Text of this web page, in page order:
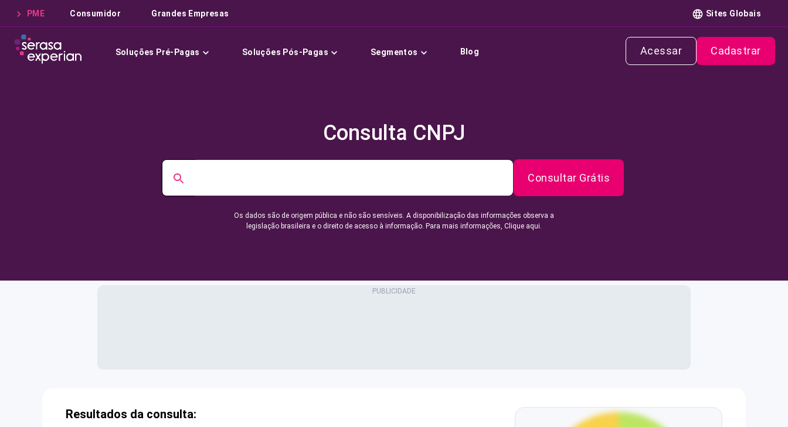
PME Consumidor Grandes Empresas Sites Globais
Soluções Pré-Pagas Soluções Pós-Pagas Segmentos Blog Acessar Cadastrar
Consulta CNPJ
Consultar Grátis
Os dados são de origem pública e não são sensíveis. A disponibilização das informações observa a
legislação brasileira e o direito de acesso à informação. Para mais informações, Clique aqui.
Resultados da consulta: